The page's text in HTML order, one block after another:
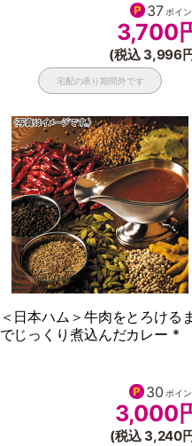
37 ポイ
3,700
(税込 3,996
宅配の承り期間外です
＜日本ハム＞牛肉をとろけるま
でじっくり煮込んだカレー *
30 ポイ
3,000
(税込 3,240